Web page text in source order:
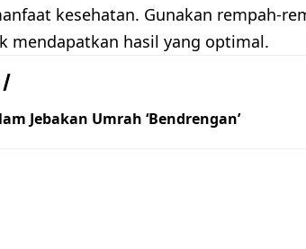
kesehatan. Gunakan rempah-
mendapatkan hasil yang optimal.
Jebakan Umrah ‘Bendrengan’